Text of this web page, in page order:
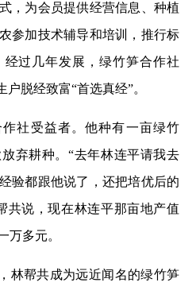
，为会员提供经营信息、种植
参加技术辅导和培训，推行标
过几年发展，绿竹笋合作社
脱经致富“首选真经”。
社受益者。他种有一亩绿竹
弃耕种。“去年林连平请我去
验都跟他说了，还把培优后的
共说，现在林连平那亩地产值
万多元。
林帮共成为远近闻名的绿竹笋